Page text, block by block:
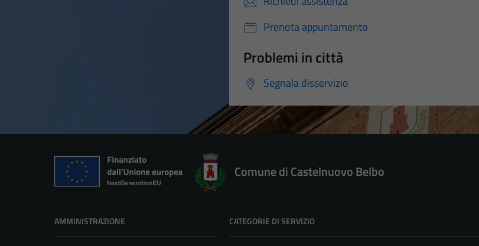
Prenota appuntamento
Problemi in città
Segnala disservizio
Comune di Castelnuovo Belbo
AMMINISTRAZIONE CATEGORIE DI SERVIZIO